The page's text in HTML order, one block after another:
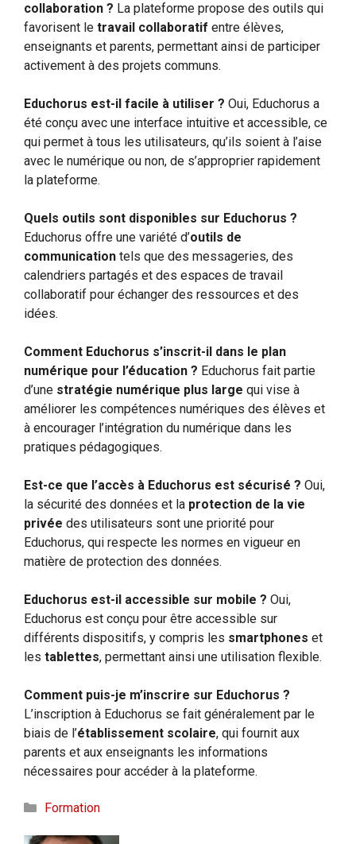
collaboration ? La plateforme propose des outils qui
favorisent le travail collaboratif entre élèves,
enseignants et parents, permettant ainsi de participer
activement à des projets communs.
Educhorus est-il facile à utiliser ? Oui, Educhorus a
été conçu avec une interface intuitive et accessible, ce
qui permet à tous les utilisateurs, qu’ils soient à l’aise
avec le numérique ou non, de s’approprier rapidement
la plateforme.
Quels outils sont disponibles sur Educhorus ?
Educhorus offre une variété d’outils de
communication tels que des messageries, des
calendriers partagés et des espaces de travail
collaboratif pour échanger des ressources et des
idées.
Comment Educhorus s’inscrit-il dans le plan
numérique pour l’éducation ? Educhorus fait partie
d’une stratégie numérique plus large qui vise à
améliorer les compétences numériques des élèves et
à encourager l’intégration du numérique dans les
pratiques pédagogiques.
Est-ce que l’accès à Educhorus est sécurisé ? Oui,
la sécurité des données et la protection de la vie
privée des utilisateurs sont une priorité pour
Educhorus, qui respecte les normes en vigueur en
matière de protection des données.
Educhorus est-il accessible sur mobile ? Oui,
Educhorus est conçu pour être accessible sur
différents dispositifs, y compris les smartphones et
les tablettes, permettant ainsi une utilisation flexible.
Comment puis-je m’inscrire sur Educhorus ?
L’inscription à Educhorus se fait généralement par le
biais de l’établissement scolaire, qui fournit aux
parents et aux enseignants les informations
nécessaires pour accéder à la plateforme.
Catégories
Formation